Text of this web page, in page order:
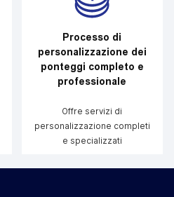
Processo di
personalizzazione dei
ponteggi completo e
professionale
Offre servizi di
personalizzazione completi
e specializzati